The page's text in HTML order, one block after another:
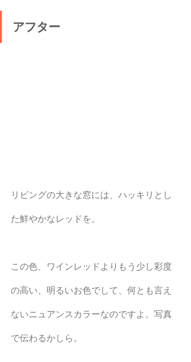
アフター
リビングの大きな窓には、ハッキリとし
た鮮やかなレッドを。
この色、ワインレッドよりもう少し彩度
の高い、明るいお色でして、何とも言え
ないニュアンスカラーなのですよ。写真
で伝わるかしら。